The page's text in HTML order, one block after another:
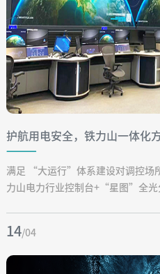
护航用电安全，铁力山一体化
建设
满足 “大运行”体系建设对调控场
力山电力行业控制台+“星图”全光
14/04